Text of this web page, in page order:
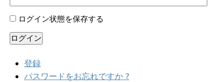
ログイン状態を保存する
ログイン
登録
パスワードをお忘れですか ?